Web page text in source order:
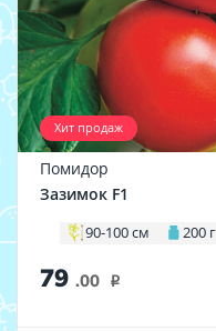
Хит продаж
Помидор
Зазимок F1
90-100 см 200 г
79 .00 i